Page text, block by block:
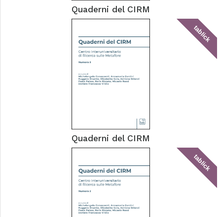
Quaderni del CIRM
tablick
Quaderni del CIRM
tablick